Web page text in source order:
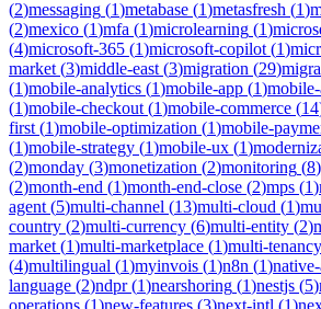
(2)messaging (1)metabase (1)metasfresh (1)
(2)mexico (1)mfa (1)microlearning (1)
(4)microsoft-365 (1)microsoft-copilot (1)
market (3)middle-east (3)migration (29)
(1)mobile-analytics (1)mobile-app (1)
(1)mobile-checkout (1)mobile-commerce (14
first (1)mobile-optimization (1)mobile-
(1)mobile-strategy (1)mobile-ux (1)
(2)monday (3)monetization (2)monitoring (8)
(2)month-end (1)month-end-close (2)mps (1)
agent (5)multi-channel (13)multi-cloud (1)
country (2)multi-currency (6)multi-entity (2)
market (1)multi-marketplace (1)multi-tenancy
(4)multilingual (1)myinvois (1)n8n (1)
language (2)ndpr(1)nearshoring (1)nestjs (5)
operations (1)new-features (3)next-intl (1)